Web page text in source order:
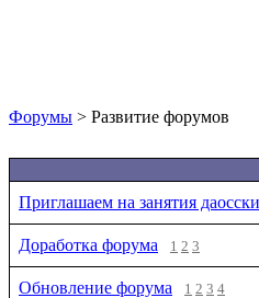
Форумы > Развитие форумов
Приглашаем на занятия
Доработка форума 1 2 3
Обновление форума 1 2 3 4